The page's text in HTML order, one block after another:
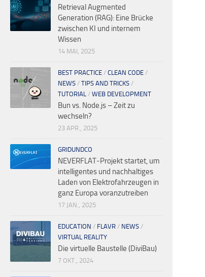
Retrieval Augmented
Generation (RAG): Eine Brücke
zwischen KI und internem
Wissen
14 MAI, 2025
BEST PRACTICE / CLEAN CODE /
NEWS / TIPS AND TRICKS /
TUTORIAL / WEB DEVELOPMENT
Bun vs. Node.js – Zeit zu
wechseln?
23 APR., 2025
GRIDUNDCO
NEVERFLAT-Projekt startet, um
intelligentes und nachhaltiges
Laden von Elektrofahrzeugen in
ganz Europa voranzutreiben
17 JAN., 2025
EDUCATION / FLAVR / NEWS /
VIRTUAL REALITY
Die virtuelle Baustelle (DiviBau)
7 OKT., 2024